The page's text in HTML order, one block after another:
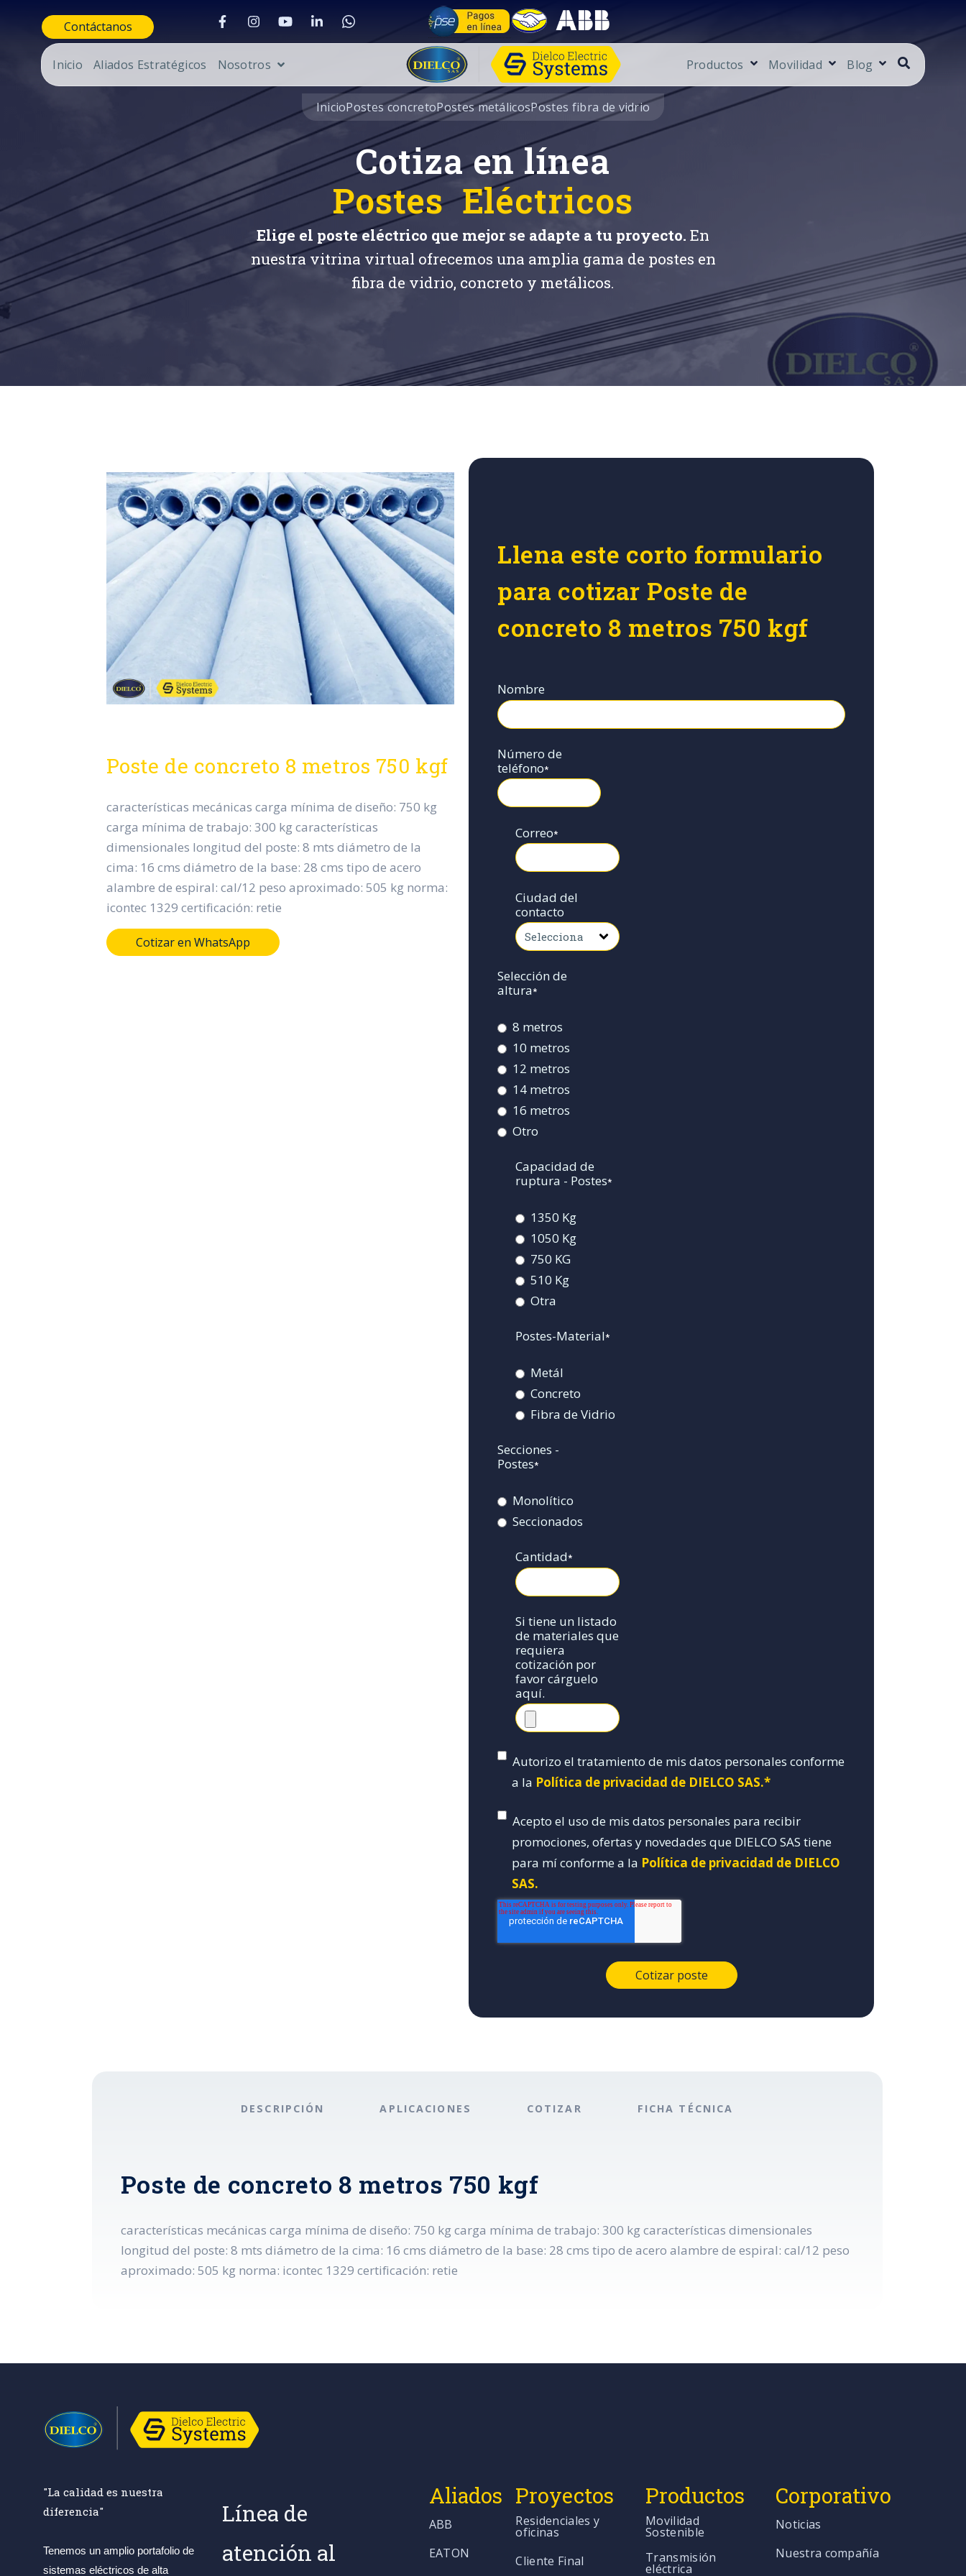
Contáctanos
Inicio Aliados Estratégicos Nosotros Productos Movilidad Blog
InicioPostes concretoPostes metálicosPostes fibra de vidrio
Cotiza en línea
Postes Eléctricos
Elige el poste eléctrico que mejor se adapte a tu proyecto. En
nuestra vitrina virtual ofrecemos una amplia gama de postes en
fibra de vidrio, concreto y metálicos.
Poste de concreto 8 metros 750 kgf
características mecánicas carga mínima de diseño: 750 kg
carga mínima de trabajo: 300 kg características
dimensionales longitud del poste: 8 mts diámetro de la
cima: 16 cms diámetro de la base: 28 cms tipo de acero
alambre de espiral: cal/12 peso aproximado: 505 kg norma:
icontec 1329 certificación: retie
Cotizar en WhatsApp
Llena este corto formulario
para cotizar Poste de
concreto 8 metros 750 kgf
Nombre
Número de
teléfono*
Correo*
Ciudad del
contacto
Selección de
altura*
8 metros
10 metros
12 metros
14 metros
16 metros
Otro
Capacidad de
ruptura - Postes*
1350 Kg
1050 Kg
750 KG
510 Kg
Otra
Postes-Material*
Metál
Concreto
Fibra de Vidrio
Secciones -
Postes*
Monolítico
Seccionados
Cantidad*
Si tiene un listado
de materiales que
requiera
cotización por
favor cárguelo
aquí.
Autorizo el tratamiento de mis datos personales conforme
a la Política de privacidad de DIELCO SAS.*
Acepto el uso de mis datos personales para recibir
promociones, ofertas y novedades que DIELCO SAS tiene
para mí conforme a la Política de privacidad de DIELCO
SAS.
DESCRIPCIÓN APLICACIONES COTIZAR FICHA TÉCNICA
Poste de concreto 8 metros 750 kgf
características mecánicas carga mínima de diseño: 750 kg carga mínima de trabajo: 300 kg características dimensionales
longitud del poste: 8 mts diámetro de la cima: 16 cms diámetro de la base: 28 cms tipo de acero alambre de espiral: cal/12 peso
aproximado: 505 kg norma: icontec 1329 certificación: retie
"La calidad es nuestra
diferencia"
Tenemos un amplio portafolio de
sistemas eléctricos de alta
Línea de
atención al
Aliados
ABB
EATON
Proyectos
Residenciales y
oficinas
Cliente Final
Productos
Movilidad
Sostenible
Transmisión
eléctrica
Corporativo
Noticias
Nuestra compañía